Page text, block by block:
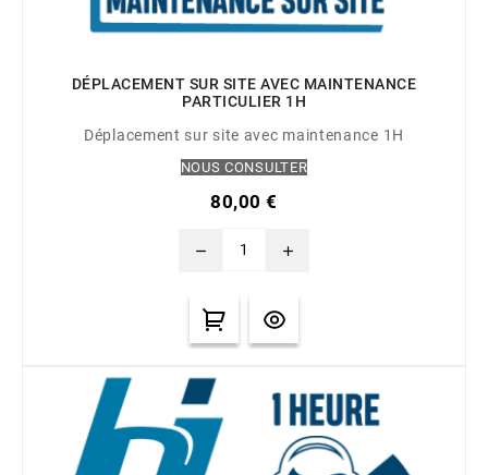
DÉPLACEMENT SUR SITE AVEC MAINTENANCE
PARTICULIER 1H
Déplacement sur site avec maintenance 1H
NOUS CONSULTER
80,00 €
remove add